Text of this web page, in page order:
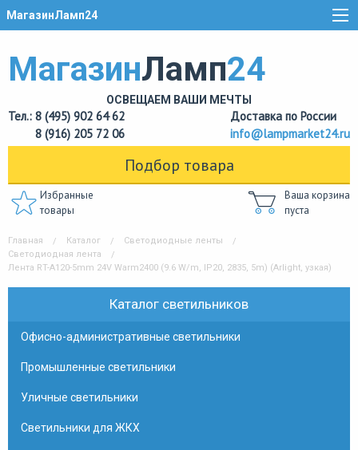
МагазинЛамп24
МагазинЛамп24
ОСВЕЩАЕМ ВАШИ МЕЧТЫ
Тел.: 8 (495) 902 64 62
8 (916) 205 72 06
Доставка по России
info@lampmarket24.ru
Подбор товара
Избранные
товары
Ваша корзина
пуста
Главная Каталог
Светодиодные ленты
Светодиодная лента
Лента RT-A120-5mm 24V Warm2400 (9.6 W/m, IP20, 2835, 5m) (Arlight, узкая)
Каталог светильников
Офисно-административные светильники
Промышленные светильники
Уличные светильники
Светильники для ЖКХ